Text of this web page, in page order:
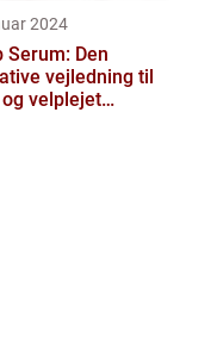
2024
Serum: Den
vejledning til
velplejet